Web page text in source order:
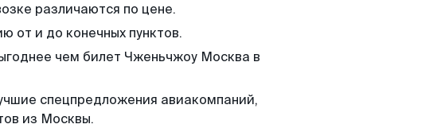
различаются по цене.
от и до конечных пунктов.
чем билет Чженьчжоу Москва в
спецпредложения авиакомпаний,
из Москвы.